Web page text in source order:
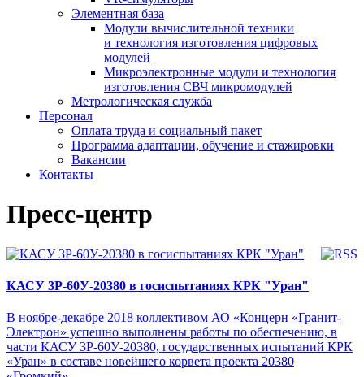
Элементная база
Модули вычислительной техники
и технология изготовления цифровых
модулей
Микроэлектронные модули и технология
изготовления СВЧ микромодулей
Метрологическая служба
Персонал
Оплата труда и социальный пакет
Программа адаптации, обучение и стажировки
Вакансии
Контакты
Пресс-центр
КАСУ 3Р-60У-20380 в госиспытаниях КРК "Уран"
В ноябре-декабре 2018 коллективом АО «Концерн «Гранит-
Электрон» успешно выполнены работы по обеспечению, в
части КАСУ 3Р-60У-20380, государственных испытаний КРК
«Уран» в составе новейшего корвета проекта 20380